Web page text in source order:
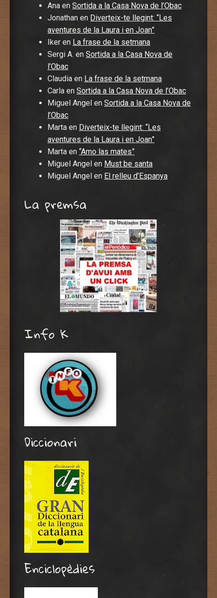
Ana en Sortida a la Casa Nova de l’Obac
Jonathan en Diverteix-te llegint: “Les
aventures de la Laura i en Joan”
Iker en La frase de la setmana
Sergi A. en Sortida a la Casa Nova de
l’Obac
Claudia en La frase de la setmana
Carla en Sortida a la Casa Nova de l’Obac
Miguel Angel en Sortida a la Casa Nova de
l’Obac
Marta en Diverteix-te llegint: “Les
aventures de la Laura i en Joan”
Marta en “Amo las mates”
Miguel Angel en Must be santa
Miguel Angel en El relleu d’Espanya
La premsa
Info K
Diccionari
Enciclopèdies